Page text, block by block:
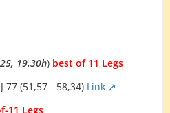
19.30h) best of 11 Legs
77 (51,57 - 58,34) Link
11 Legs